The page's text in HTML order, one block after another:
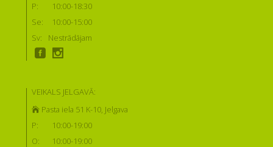
P:
10:00-18:30
Se:
10:00-15:00
Sv:
Nestrādājam
VEIKALS JELGAVĀ:
Pasta iela 51 K-10, Jelgava
P:
10:00-19:00
O:
10:00-19:00